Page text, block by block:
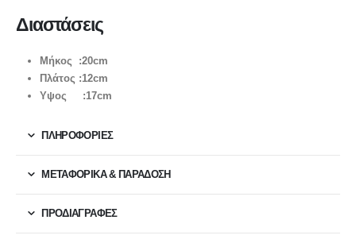
Διαστάσεις
Μήκος :20cm
Πλάτος :12cm
Υψος :17cm
ΠΛΗΡΟΦΟΡΙΕΣ
ΜΕΤΑΦΟΡΙΚΆ & ΠΑΡΆΔΟΣΗ
ΠΡΟΔΙΑΓΡΑΦΕΣ